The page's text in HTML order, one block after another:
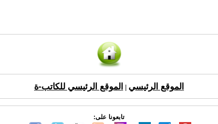
الموقع الرئيسي الموقع الرئيسي للكاتب-ة
تابعونا على: